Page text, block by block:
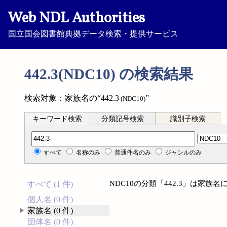
Web NDL Authorities
国立国会図書館典拠データ検索・提供サービス
442.3(NDC10) の検索結果
検索対象：家族名の“442.3 (NDC10)”
キーワード検索 分類記号検索 識別子検索
分類記号検索
すべて 名称のみ 普通件名のみ ジャンルのみ
すべて (1 件)
個人名 (0 件)
家族名 (0 件)
団体名 (0 件)
NDC10の分類「442.3」は家族名